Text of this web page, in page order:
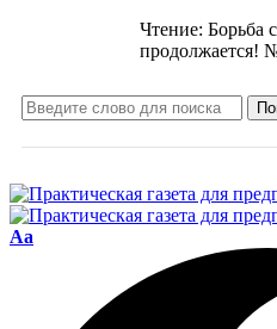
Чтение: Борьба
продолжается!
Aa